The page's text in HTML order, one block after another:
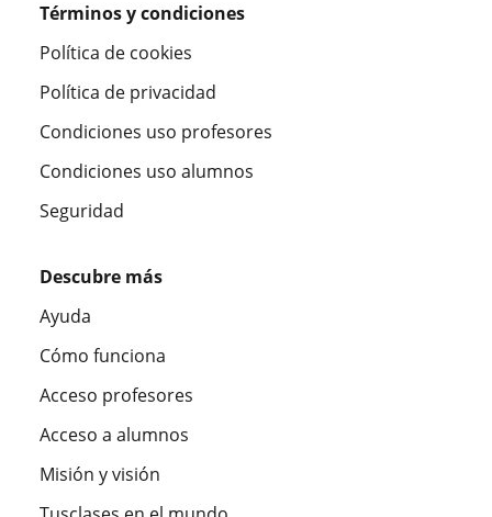
Términos y condiciones
Política de cookies
Política de privacidad
Condiciones uso profesores
Condiciones uso alumnos
Seguridad
Descubre más
Ayuda
Cómo funciona
Acceso profesores
Acceso a alumnos
Misión y visión